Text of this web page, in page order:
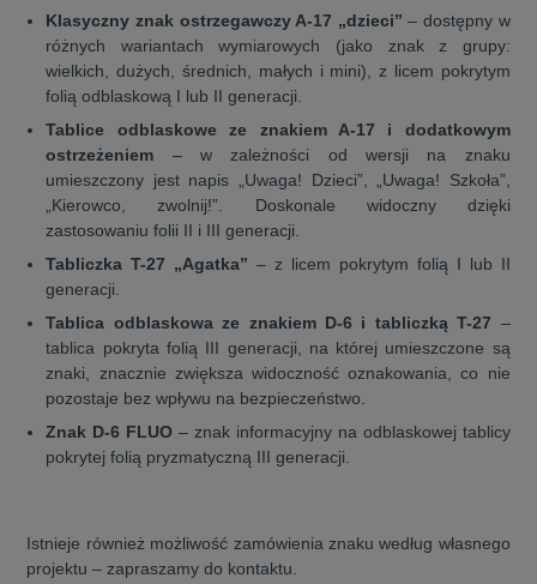
Klasyczny znak ostrzegawczy A-17 „dzieci”– dostępny w
różnych wariantach wymiarowych (jako znak z grupy:
wielkich, dużych, średnich, małych i mini), z licem pokrytym
folią odblaskową I lub II generacji.
Tablice odblaskowe ze znakiem A-17 i dodatkowym
ostrzeżeniem – w zależności od wersji na znaku
umieszczony jest napis „Uwaga! Dzieci”, „Uwaga! Szkoła”,
„Kierowco, zwolnij!”. Doskonale widoczny dzięki
zastosowaniu folii II i III generacji.
Tabliczka T-27 „Agatka”– z licem pokrytym folią I lub II
generacji.
Tablica odblaskowa ze znakiem D-6 i tabliczką T-27 –
tablica pokryta folią III generacji, na której umieszczone są
znaki, znacznie zwiększa widoczność oznakowania, co nie
pozostaje bez wpływu na bezpieczeństwo.
Znak D-6 FLUO– znak informacyjny na odblaskowej tablicy
pokrytej folią pryzmatyczną III generacji.
Istnieje również możliwość zamówienia znaku według własnego
projektu – zapraszamy do kontaktu.